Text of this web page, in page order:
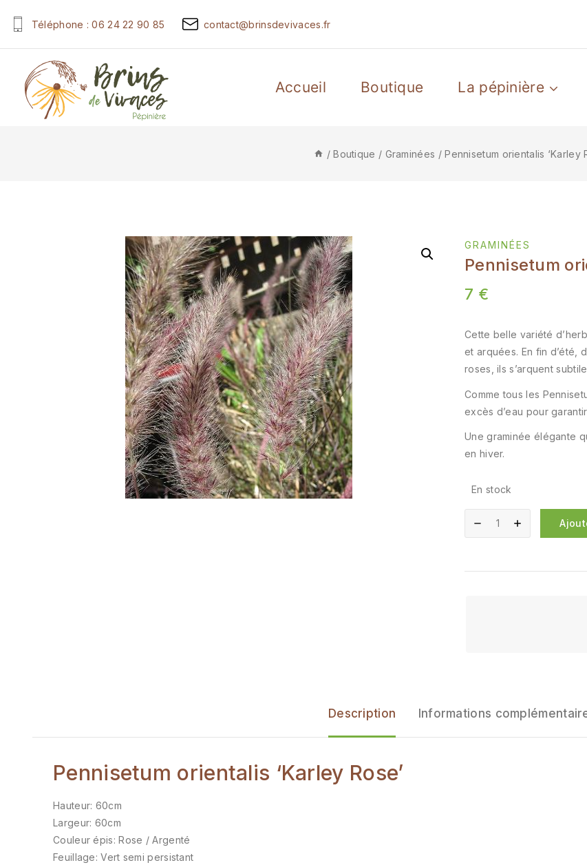
Téléphone : 06 24 22 90 85 contact@brinsdevivaces.fr
Accueil Boutique La pépinière
/ Boutique / Graminées / Pennisetum orientalis ‘Karley
GRAMINÉES
Pennisetum
7 €
Cette belle variété
et arquées. En fin d’été,
roses, ils s’arquent
Comme tous les
excès d’eau pour
Une graminée élégante
en hiver.
En stock
Description Informations
Pennisetum orientalis ‘Karley Rose’
Hauteur: 60cm
Largeur: 60cm
Couleur épis: Rose / Argenté
Feuillage: Vert semi persistant